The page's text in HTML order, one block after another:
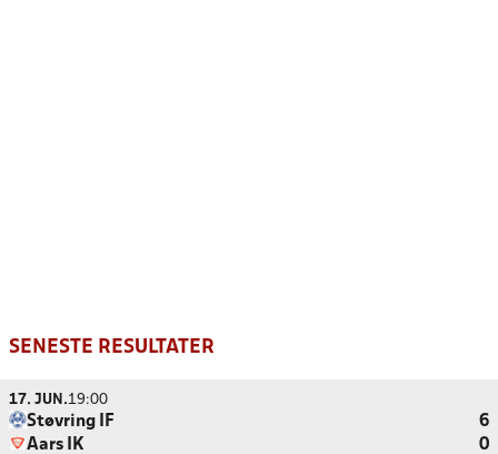
SENESTE RESULTATER
17. JUN.19:00
Støvring IF
6
Aars IK
0